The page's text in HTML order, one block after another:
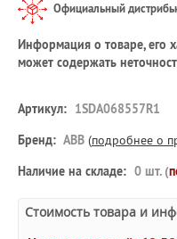
Официальный
Информация о товаре, его
может содержать
Артикул: 1SDA068557R1
Бренд: ABB (подробнее о
Наличие на складе: 0 шт. (
Стоимость товара и